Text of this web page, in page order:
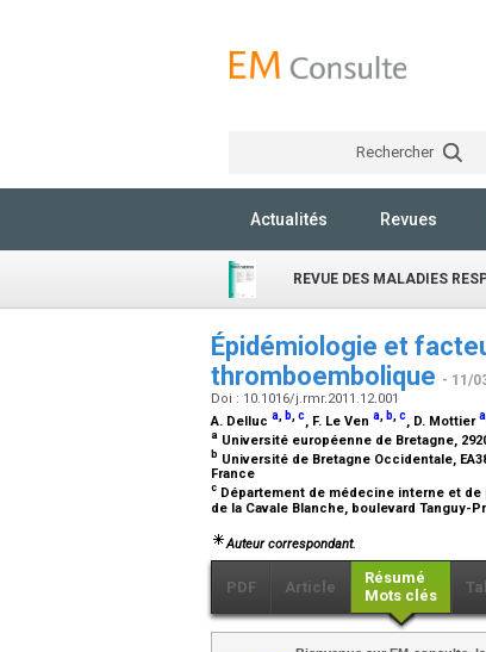
Rechercher
Actualités Revues
REVUE DES MALADIES
Épidémiologie et
thromboembolique - 11/
Doi : 10.1016/j.rmr.2011.12.001
A. Delluc a, b,c, F. Le Ven a, b,c, D. Mottiera
a Université européenne de Bretagne,
b Université de Bretagne Occidentale,
France
c Département de médecine interne et
de la Cavale Blanche, boulevard Tanguy-
Auteur correspondant.
PDF Article
Résumé
Mots clés